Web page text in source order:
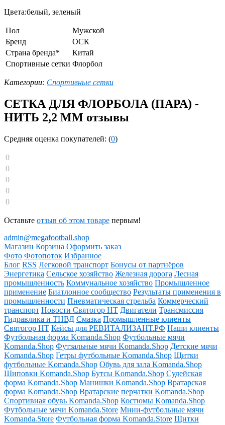
Цвета:белый, зеленый
Пол
Мужской
Бренд
ОСК
Страна бренда*
Китай
Спортивные сетки Флорбол
Категории: Спортивные сетки
СЕТКА ДЛЯ ФЛОРБОЛА (ПАРА) -
НИТЬ 2,2 ММ отзывы
Средняя оценка покупателей: (0)
0
0
0
0
0
Оставьте отзыв об этом товаре первым!
admin@megafootball.shop
Магазин Корзина Оформить заказ
Фото Фотопоток Избранное
Блог RSS Легковой транспорт Бонусы от партнёров
Энергетика Сельское хозяйство Железная дорога Лесная
промышленность Коммунальное хозяйство Промышленное
применение Биатлонное сообщество Результаты применения в
промышленности Пневматическая стрельба Коммерческий
транспорт Новости Святогор НТ Двигатели Трансмиссия
Гидравлика и ТНВД Смазка Промышленные клиенты
Святогор НТ Кейсы для РЕВИТАЛИЗАНТ.РФ Наши клиенты
Футбольная форма Komanda.Shop Футбольные мячи
Komanda.Shop Футзальные мячи Komanda.Shop Детские мячи
Komanda.Shop Гетры футбольные Komanda.Shop Щитки
футбольные Komanda.Shop Обувь для зала Komanda.Shop
Шиповки Komanda.Shop Бутсы Komanda.Shop Судейская
форма Komanda.Shop Манишки Komanda.Shop Вратарская
форма Komanda.Shop Вратарские перчатки Komanda.Shop
Спортивная обувь Komanda.Shop Костюмы Komanda.Shop
Футбольные мячи Komanda.Store Мини-футбольные мячи
Komanda.Store Футбольная форма Komanda.Store Щитки